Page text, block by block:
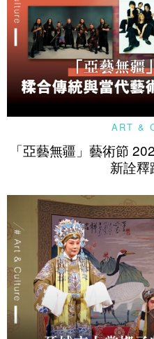
ART &
「亞藝無疆」藝術節
新詮釋